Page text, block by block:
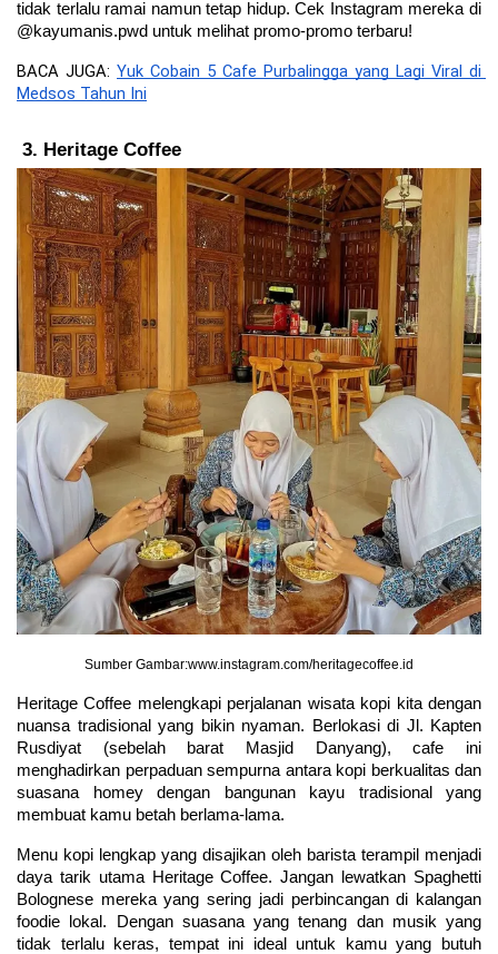
tidak terlalu ramai namun tetap hidup. Cek Instagram mereka di
@kayumanis.pwd untuk melihat promo-promo terbaru!
BACA JUGA: Yuk Cobain 5 Cafe Purbalingga yang Lagi Viral di
Medsos Tahun Ini
Heritage Coffee
Sumber Gambar:www.instagram.com/heritagecoffee.id
Heritage Coffee melengkapi perjalanan wisata kopi kita dengan
nuansa tradisional yang bikin nyaman. Berlokasi di Jl. Kapten
Rusdiyat (sebelah barat Masjid Danyang), cafe ini
menghadirkan perpaduan sempurna antara kopi berkualitas dan
suasana homey dengan bangunan kayu tradisional yang
membuat kamu betah berlama-lama.
Menu kopi lengkap yang disajikan oleh barista terampil menjadi
daya tarik utama Heritage Coffee. Jangan lewatkan Spaghetti
Bolognese mereka yang sering jadi perbincangan di kalangan
foodie lokal. Dengan suasana yang tenang dan musik yang
tidak terlalu keras, tempat ini ideal untuk kamu yang butuh